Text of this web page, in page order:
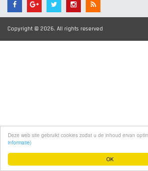
OK
Deze web site gebruikt cookies zodat u de inhoud ervan
informatie)
Copyright © 2026. All rights reserved